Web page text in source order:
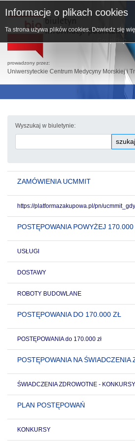
prowadzony przez:
Uniwersyteckie Centrum Medycyny Morskiej i
Wyszukaj w biuletynie:
szukaj
ZAMÓWIENIA UCMMIT
https://platformazakupowa.pl/pn/
POSTĘPOWANIA POWYŻEJ 170.000
USŁUGI
DOSTAWY
ROBOTY BUDOWLANE
POSTĘPOWANIA DO 170.000 ZŁ
POSTĘPOWANIA do 170.000 zł
POSTĘPOWANIA NA ŚWIADCZENIA
ŚWIADCZENIA ZDROWOTNE - KONKURSY
PLAN POSTĘPOWAŃ
KONKURSY
Informacje o plikach cookies
Ta strona używa plików cookies. Dowiedz się